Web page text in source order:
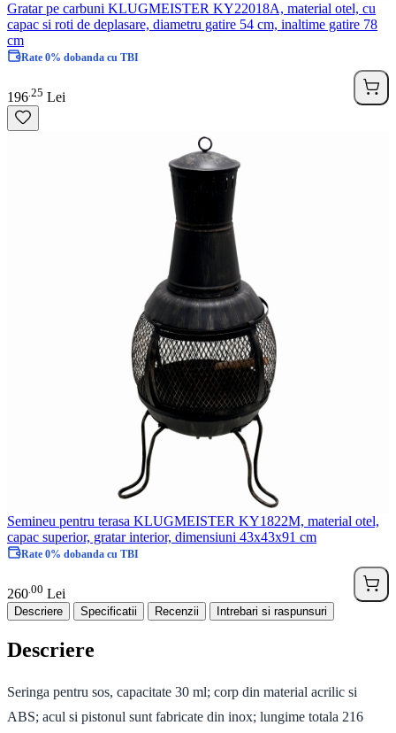
Gratar pe carbuni KLUGMEISTER KY22018A, material otel, cu
capac si roti de deplasare, diametru gatire 54 cm, inaltime gatire 78
cm
Rate 0% dobanda cu TBI
196 25 Lei
Semineu pentru terasa KLUGMEISTER KY1822M, material otel,
capac superior, gratar interior, dimensiuni 43x43x91 cm
Rate 0% dobanda cu TBI
260 00 Lei
Descriere Specificatii Recenzii Intrebari si raspunsuri
Descriere
Seringa pentru sos, capacitate 30 ml; corp din material acrilic si
ABS; acul si pistonul sunt fabricate din inox; lungime totala 216